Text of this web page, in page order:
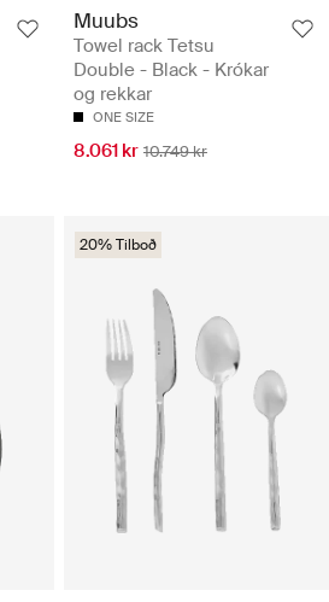
Muubs
Towel rack Tetsu
Double - Black - Krókar
og rekkar
ONE SIZE
8.061 kr 10.749 kr
20% Tilboð